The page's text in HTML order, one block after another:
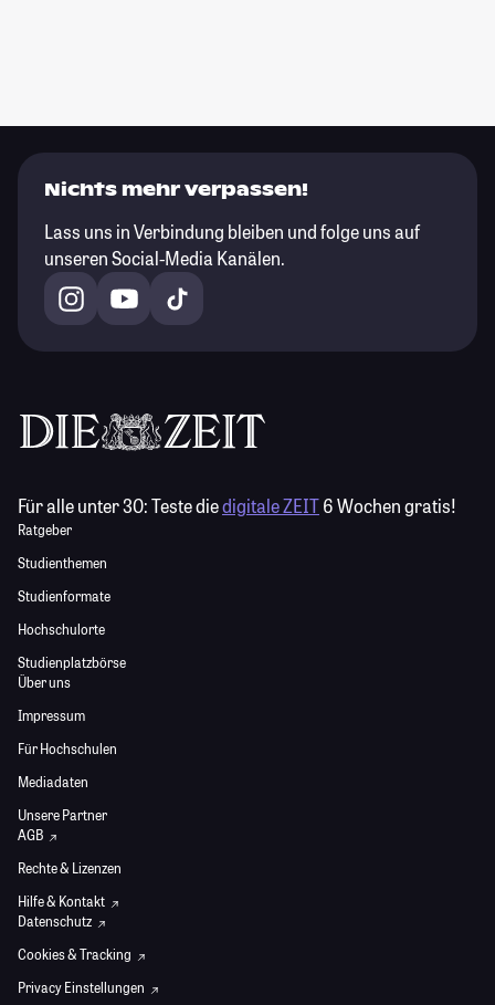
Nichts mehr verpassen!
Lass uns in Verbindung bleiben und folge uns auf
unseren Social-Media Kanälen.
Für alle unter 30:Teste diedigitale ZEIT6 Wochen gratis!
Ratgeber
Studienthemen
Studienformate
Hochschulorte
Studienplatzbörse
Über uns
Impressum
Für Hochschulen
Mediadaten
Unsere Partner
AGB
Rechte & Lizenzen
Hilfe & Kontakt
Datenschutz
Cookies & Tracking
Privacy Einstellungen